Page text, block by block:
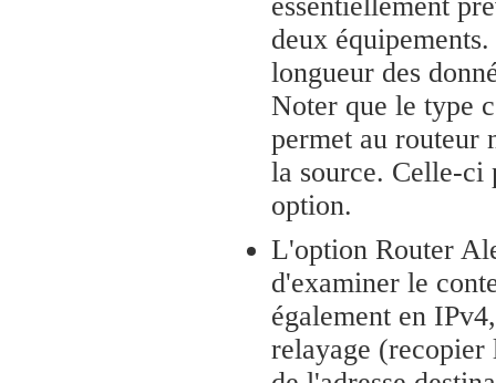
deux
longueur des
Noter que le type
permet au routeur
la source. Celle-ci
option.
L'option Router
d'examiner le
également en
relayage (recopier